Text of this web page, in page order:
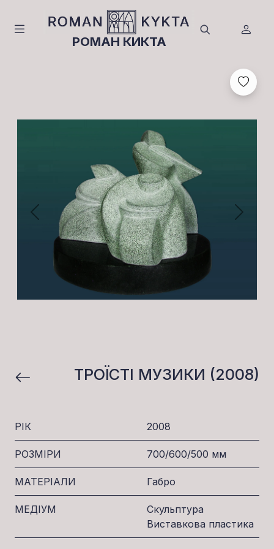
РОМАН КИКТА
Previous Next
ТРОЇСТІ МУЗИКИ (2008)
РІК 2008
РОЗМІРИ 700/600/500 мм
МАТЕРІАЛИ Габро
МЕДІУМ
Скульптура
Виставкова пластика